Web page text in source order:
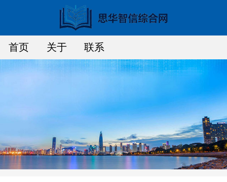
首页 关于 联系